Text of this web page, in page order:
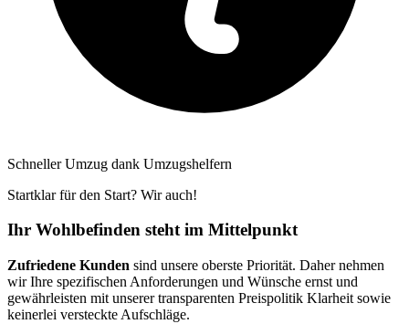
Schneller Umzug dank Umzugshelfern
Startklar für den Start? Wir auch!
Ihr Wohlbefinden steht im Mittelpunkt
Zufriedene Kunden sind unsere oberste Priorität. Daher nehmen
wir Ihre spezifischen Anforderungen und Wünsche ernst und
gewährleisten mit unserer transparenten Preispolitik Klarheit sowie
keinerlei versteckte Aufschläge.